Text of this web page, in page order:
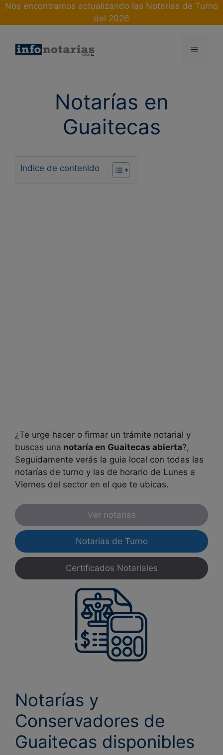
Skip
Nos encontramos actualizando las Notarias de Turno
del 2026
Menu
Notarías en
Guaitecas
Indice de contenido
¿Te urge hacer o firmar un trámite notarial y
buscas una notaría en Guaitecas abierta?,
Seguidamente verás la guia local con todas las
notarías de turno y las de horario de Lunes a
Viernes del sector en el que te ubicas.
Ver notarias
Notarias de Turno
Certificados Notariales
Notarías y
Conservadores de
Guaitecas disponibles